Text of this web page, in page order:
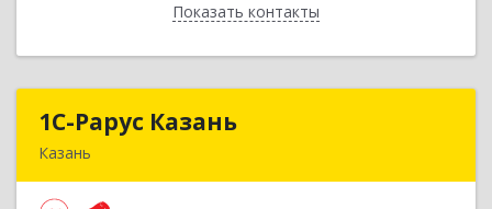
Показать контакты
Назад
1С-Рарус Казань
Казань